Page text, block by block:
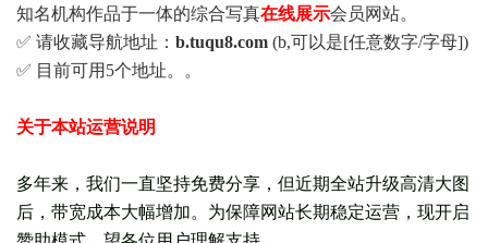
知名机构作品于一体的综合写真在线展示会员网站。
✅ 请收藏导航地址： b.tuqu8.com (b,可以是[任意数字/字母])
✅ 目前可用5个地址。。
关于本站运营说明
多年来，我们一直坚持免费分享，但近期全站升级高清大图
后，带宽成本大幅增加。为保障网站长期稳定运营，现开启